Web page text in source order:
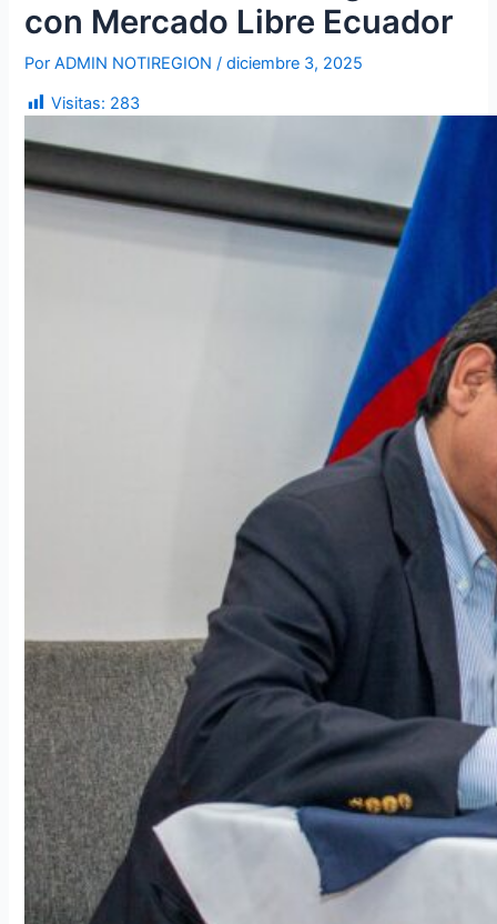
con Mercado Libre Ecuador
PorADMIN NOTIREGION/diciembre 3, 2025
Visitas: 283